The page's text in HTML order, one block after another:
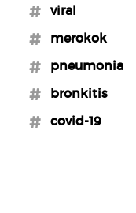
#viral
#merokok
#pneumonia
#bronkitis
#covid-19